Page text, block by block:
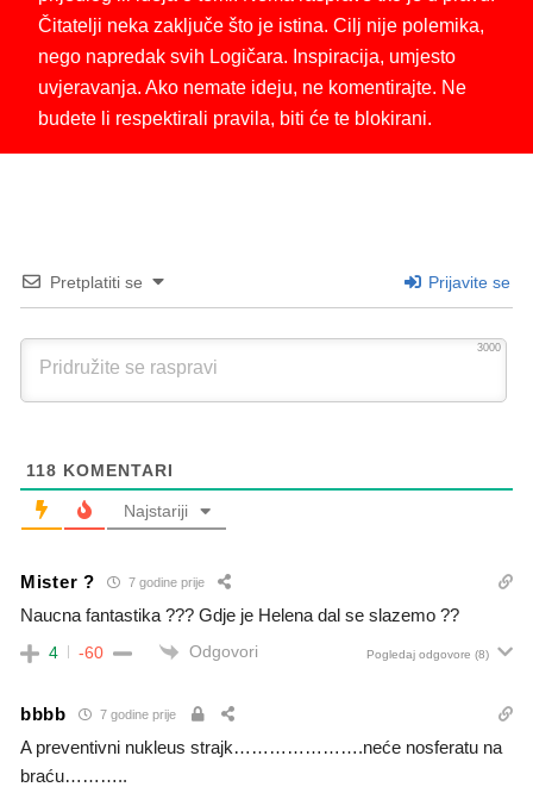
Čitatelji neka zaključe što je istina. Cilj nije polemika,
nego napredak svih Logičara. Inspiracija, umjesto
uvjeravanja. Ako nemate ideju, ne komentirajte. Ne
budete li respektirali pravila, biti će te blokirani.
Pretplatiti se Prijavite se
3000
118 KOMENTARI
Najstariji
Mister ? 7 godine prije
Naucna fantastika ??? Gdje je Helena dal se slazemo ??
4 -60 Odgovori Pogledaj odgovore (8)
bbbb 7 godine prije
A preventivni nukleus strajk………………….neće nosferatu na
braću………..